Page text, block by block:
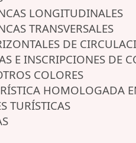
LONGITUDINALES
TRANSVERSALES
DE
E INSCRIPCIONES DE
COLORES
HOMOLOGADA
TURÍSTICAS